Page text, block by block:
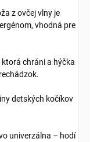
z ovčej vlny je
vhodná pre
chráni a hýčka
detských kočíkov
univerzálna – hodí